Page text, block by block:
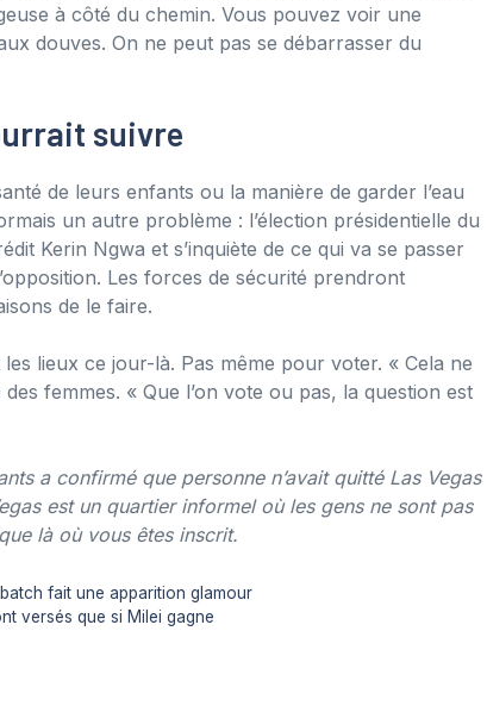
à côté du chemin. Vous pouvez voir une
douves. On ne peut pas se débarrasser du
suivre
de leurs enfants ou la manière de garder l’eau
un autre problème : l’élection présidentielle du
Kerin Ngwa et s’inquiète de ce qui va se passer
Les forces de sécurité prendront
de le faire.
lieux ce jour-là. Pas même pour voter. « Cela ne
femmes. « Que l’on vote ou pas, la question est
a confirmé que personne n’avait quitté Las Vegas
est un quartier informel où les gens ne sont pas
là où vous êtes inscrit.
fait une apparition glamour
versés que si Milei gagne